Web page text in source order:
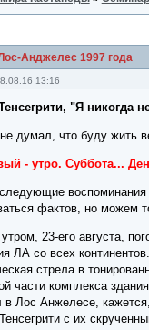
Анджелес 1997 года
13:16
"Я никогда
думал, что буду жить
- утро. Суббота...
воспоминания
фактов, но можем
23-его августа,
ЛА со всех
стрела в
части комплекса
в Лос Анжелесе,
с их